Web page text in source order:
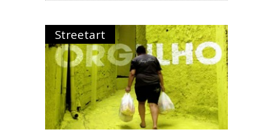
Streetart